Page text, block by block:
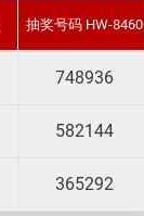
抽奖号码 HW-8460
748936
582144
365292